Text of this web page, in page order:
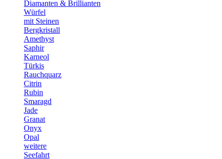
Diamanten & Brillianten
Würfel
mit Steinen
Bergkristall
Amethyst
Saphir
Karneol
Türkis
Rauchquarz
Citrin
Rubin
Smaragd
Jade
Granat
Onyx
Opal
weitere
Seefahrt